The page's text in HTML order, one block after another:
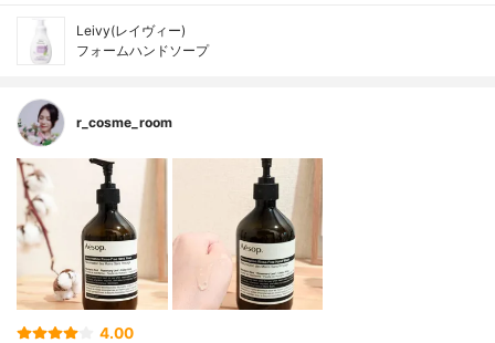
Leivy(レイヴィー)
フォームハンドソープ
r_cosme_room
4.00